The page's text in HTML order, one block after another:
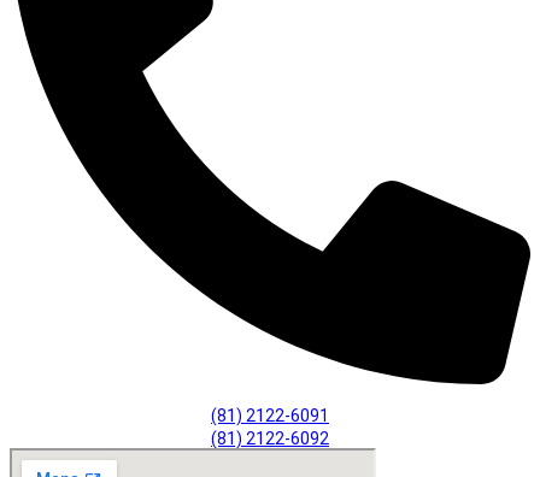
(81) 2122-6091
(81) 2122-6092